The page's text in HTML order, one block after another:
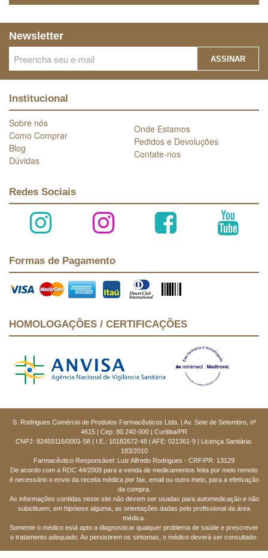
Newsletter
ASSINAR
Institucional
Sobre nós
Como Comprar
Blog
Dúvidas
Onde Estamos
Pedidos e Devoluções
Contate-nos
Redes Sociais
Formas de Pagamento
HOMOLOGAÇÕES / CERTIFICAÇÕES
S. Rodrigues Comércio de Produtos Farmacêuticos Ltda. | Av. Sete de Setembro, nº
4615 | Cep: 80.240-000 | Curitiba/PR
CNPJ: 82459116/0001-58 | I.E.: 10182672-48 | AFE: 021361-9 | Licença Sanitária:
183/2010
Farmacêutico Responsável: Luiz Alfredo Rodrigues - CRF/PR: 13129
De acordo com a RDC 44/2009 para a venda de medicamentos feita por meio remoto
é necessário o envio da receita médica por fax, email ou outro meio, para a efetivação
da compra.
As informações contidas neste site não devem ser usadas para automedicação e não
substituem, em hipótese alguma, as orientações dadas pelo profissional da área
médica.
Somente o médico está apto a diagnosticar qualquer problema de saúde e prescrever
o tratamento adequado. Ao persistirem os sintomas, o médico deverá ser consultado.